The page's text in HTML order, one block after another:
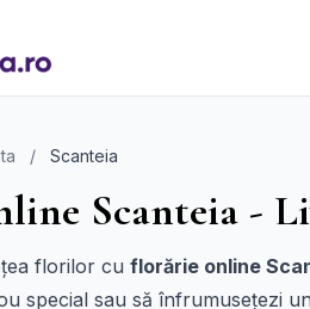
/ Scanteia
Scanteia -
florilor cu florărie online
special sau să înfrumusețezi